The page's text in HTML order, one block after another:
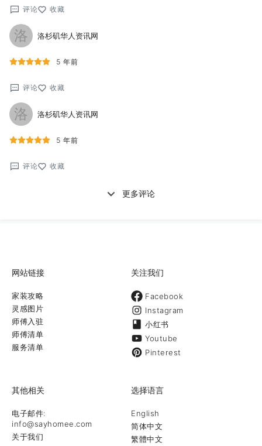
评论 收藏
洛 洛杉矶华人资讯网
5 年前
评论 收藏
洛 洛杉矶华人资讯网
5 年前
评论 收藏
更多评论
网站链接
家装攻略
灵感图片
师傅入驻
师傅清单
服务清单
关注我们
Facebook
Instagram
小红书
Youtube
Pinterest
其他相关
电子邮件:
info@sayhomee.com
关于我们
选择语言
English
简体中文
繁體中文